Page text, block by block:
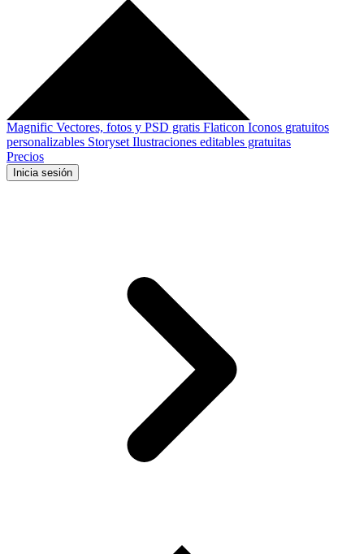
Magnific Vectores, fotos y PSD gratis Flaticon Iconos gratuitos
personalizables Storyset Ilustraciones editables gratuitas
Precios
Inicia sesión